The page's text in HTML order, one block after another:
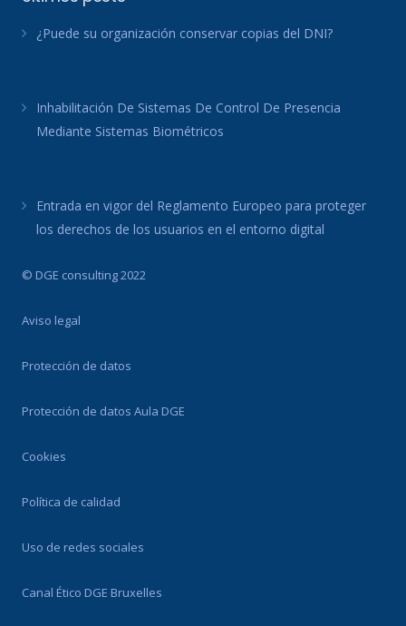
¿Puede su organización conservar copias del DNI?
Inhabilitación De Sistemas De Control De Presencia
Mediante Sistemas Biométricos
Entrada en vigor del Reglamento Europeo para proteger
los derechos de los usuarios en el entorno digital
© DGE consulting 2022
Aviso legal
Protección de datos
Protección de datos Aula DGE
Cookies
Política de calidad
Uso de redes sociales
Canal Ético DGE Bruxelles